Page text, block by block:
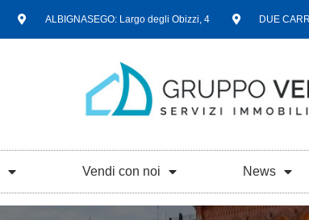
ALBIGNASEGO: Largo degli Obizzi, 4 DUE
Vendi con noi News